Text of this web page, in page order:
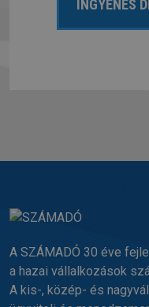
A SZÁMADÓ 30 éve
a hazai vállalkozások
A kis-, közép- és